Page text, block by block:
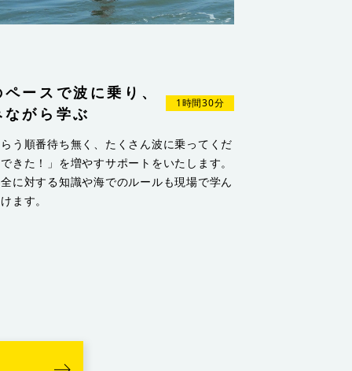
ースで波に乗り、
がら学ぶ
1時間30分
う順番待ち無く、たくさん波に乗ってくだ
きた！」を増やすサポートをいたします。
に対する知識や海でのルールも現場で学ん
ます。